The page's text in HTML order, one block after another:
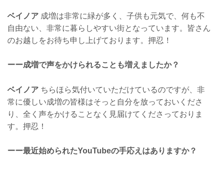
ベイノア 成増は非常に緑が多く、子供も元気で、何も不
自由ない、非常に暮らしやすい街となっています。皆さん
のお越しをお待ち申し上げております。押忍！
ーー成増で声をかけられることも増えましたか？
ベイノア ちらほら気付いていただけているのですが、非
常に優しい成増の皆様はそっと自分を放っておいくださ
り、全く声をかけることなく見届けてくださっておりま
す。押忍！
ーー最近始められたYouTubeの手応えはありますか？